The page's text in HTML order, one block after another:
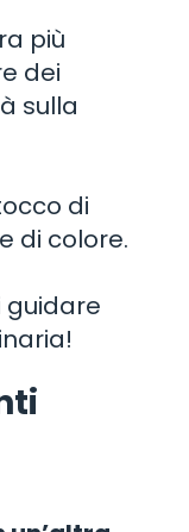
più
dei
sulla
di
di colore.
guidare